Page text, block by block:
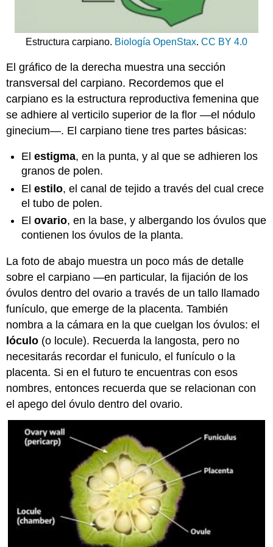
simples
pericarpio
seco,
Leguminosas
Frutos
pericarpio
seco,
indehiscente
Caryopsis
Aquene
Tuerca
de
revisión
Frutas
accesorias
Revisar
la
actividad
Estructura carpiano. Biología OpenStax. CC BY 4.0
El gráfico de la derecha muestra una sección
transversal del carpiano. Recordemos que el
carpiano es la estructura reproductiva femenina que
se adhiere al verticilo superior de la flor —el nódulo
ginecium—. El carpiano tiene tres partes básicas:
Elestigma, en la punta, y al que se adhieren los
granos de polen.
Elestilo, el canal de tejido a través del cual crece
el tubo de polen.
Elovario, en la base, y albergando los óvulos que
contienen los óvulos de la planta.
La foto de abajo muestra un poco más de detalle
sobre el carpiano —en particular, la fijación de los
óvulos dentro del ovario a través de un tallo llamado
funículo, que emerge de la placenta. También
nombra a la cámara en la que cuelgan los óvulos: el
lóculo (o locule). Recuerda la langosta, pero no
necesitarás recordar el funiculo, el funículo o la
placenta. Si en el futuro te encuentras con esos
nombres, entonces recuerda que se relacionan con
el apego del óvulo dentro del ovario.